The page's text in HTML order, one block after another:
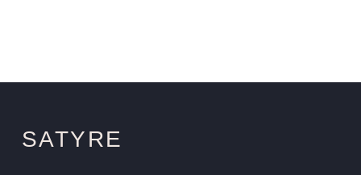
SATYRE